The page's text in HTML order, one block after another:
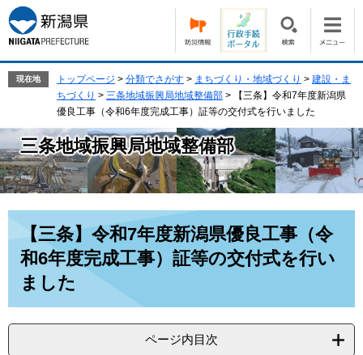
ー
ジ
の
す。
ニ
ュ
ー
し
本
文
へ
現在地 トップページ > 分類でさがす > まちづくり・地域づくり > 建設・ま
ちづくり > 三条地域振興局地域整備部 >
【三条】令和7年度新潟県
優良工事（令和6年度完成工事）証等の交付式を行いました
三条地域振興局地域整備部
【三条】令和7年度新潟県優良工事（令
和6年度完成工事）証等の交付式を行い
ました
ページ内目次